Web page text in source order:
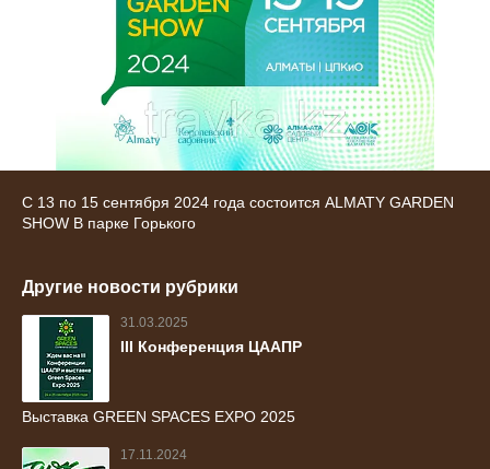
С 13 по 15 сентября 2024 года состоится ALMATY GARDEN
SHOW В парке Горького
Другие новости рубрики
31.03.2025
III Конференция ЦААПР
Выставка GREEN SPACES EXPO 2025
17.11.2024